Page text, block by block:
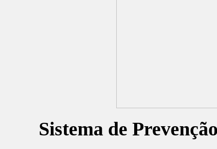
Sistema de